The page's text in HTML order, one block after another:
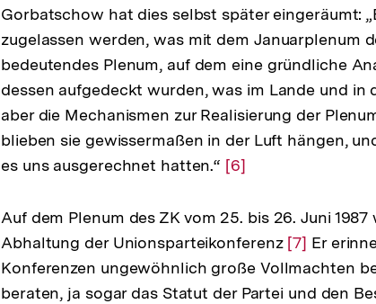
Gorbatschow hat dies selbst später eingeräumt:
zugelassen werden, was mit dem Januarplenum
bedeutendes Plenum, auf dem eine gründliche
dessen aufgedeckt wurden, was im Lande und in
aber die Mechanismen zur Realisierung der
blieben sie gewissermaßen in der Luft hängen,
es uns ausgerechnet hatten.“ Zur
der
Fußnote
[6]
Auf dem Plenum des ZK vom 25. bis 26. Juni
Abhaltung der Unionsparteikonferenz Zur
Auflösung
der
[7] Er
Konferenzen ungewöhnlich große Vollmachten
beraten, ja sogar das Statut der Partei und den